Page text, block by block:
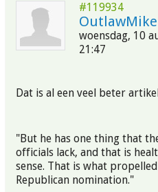
#119934
OutlawMike
woensdag, 10
21:47
Dat is al een veel beter
"But he has one thing that
officials lack, and that is
sense. That is what
Republican nomination."